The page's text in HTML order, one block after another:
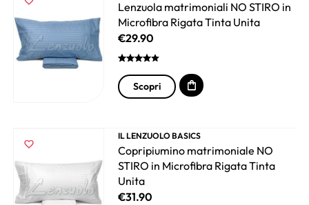
Lenzuola matrimoniali NO STIRO in
Microfibra Rigata Tinta Unita
€29.90
Scopri
IL LENZUOLO BASICS
Copripiumino matrimoniale NO
STIRO in Microfibra Rigata Tinta
Unita
€31.90